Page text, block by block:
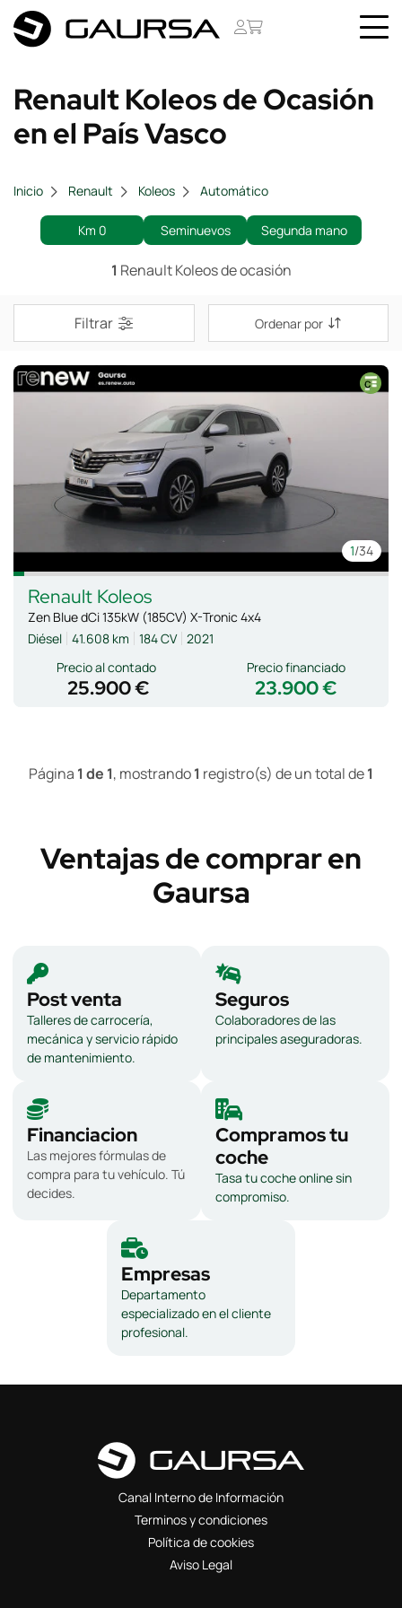
Renault Koleos de Ocasión
en el País Vasco
Inicio Renault Koleos Automático
Km 0 Seminuevos Segunda mano
1 Renault Koleos de ocasión
Filtrar Ordenar por
1/34
Renault Koleos
Zen Blue dCi 135kW (185CV) X-Tronic 4x4
Diésel 41.608 km 184 CV 2021
Precio al contado
25.900 € 23.900 €
Precio financiado
Página 1 de 1, mostrando1 registro(s) de un total de1
Ventajas de comprar en
Gaursa
Post venta
Talleres de carrocería,
mecánica y servicio rápido
de mantenimiento.
Seguros
Colaboradores de las
principales aseguradoras.
Financiacion
Las mejores fórmulas de
compra para tu vehículo. Tú
decides.
Compramos tu
coche
Tasa tu coche online sin
compromiso.
Empresas
Departamento
especializado en el cliente
profesional.
Canal Interno de Información
Terminos y condiciones
Política de cookies
Aviso Legal